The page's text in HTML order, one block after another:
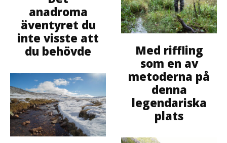
anadroma
äventyret du
inte visste att
du behövde
Med riffling
som en av
metoderna på
denna
legendariska
plats